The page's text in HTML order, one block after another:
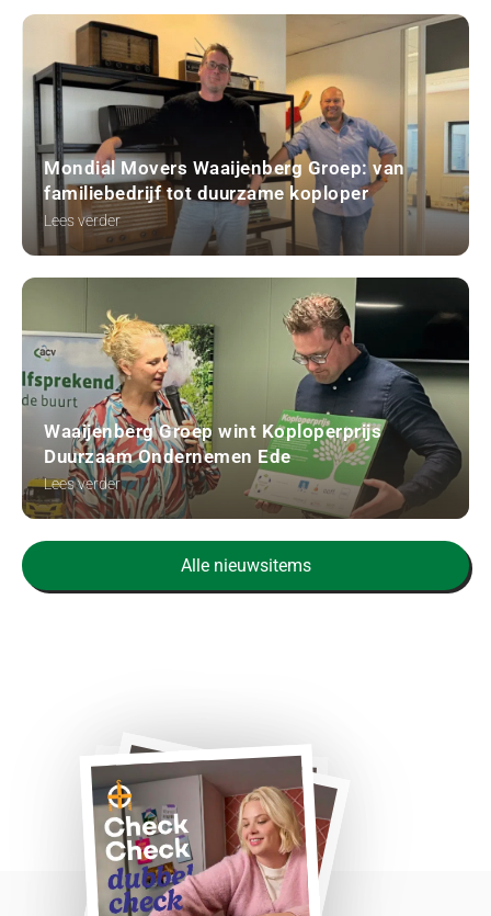
Mondial Movers Waaijenberg Groep: van
familiebedrijf tot duurzame koploper
Lees verder
Waaijenberg Groep wint Koploperprijs
Duurzaam Ondernemen Ede
Lees verder
Alle nieuwsitems